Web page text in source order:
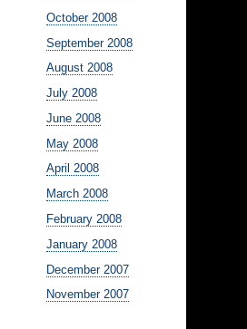
October 2008
September 2008
August 2008
July 2008
June 2008
May 2008
April 2008
March 2008
February 2008
January 2008
December 2007
November 2007